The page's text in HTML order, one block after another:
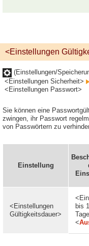
<Einstellungen
(Einstellungen/
<Einstellungen Sicherheit>
<Einstellungen Passwort>
Sie können eine
zwingen, ihr Passwort
von Passwörtern zu
Einstellung
<Einstellungen
Gültigkeitsdauer>
bis
<